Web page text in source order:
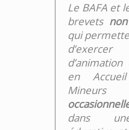
Le BAFA et
brevets
qui
d’exercer
en
dans